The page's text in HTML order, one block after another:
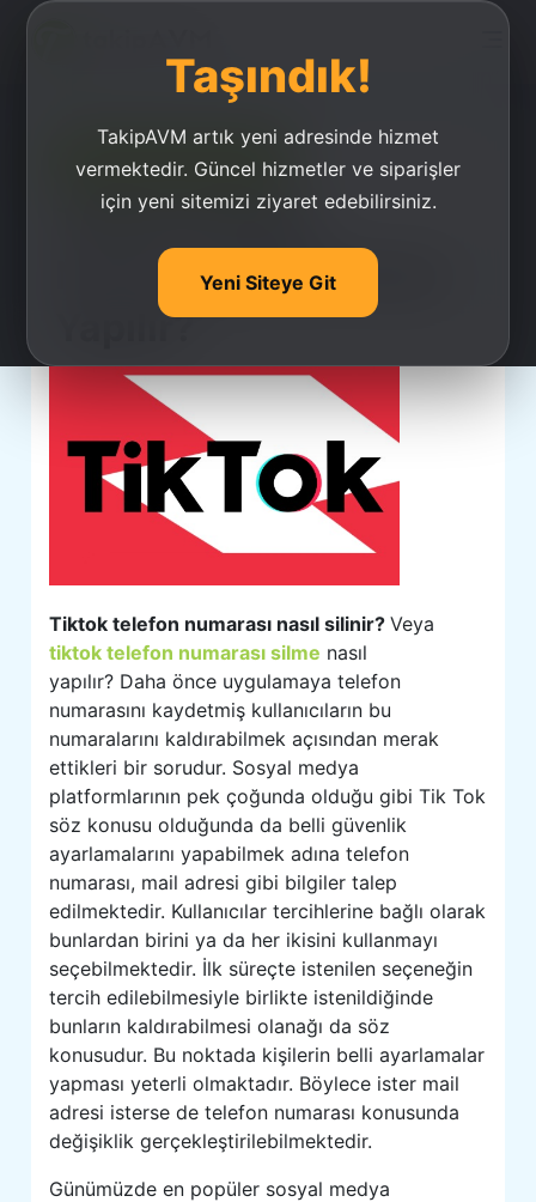
Taşındık!
TakipAVM artık yeni adresinde hizmet
vermektedir. Güncel hizmetler ve siparişler
için yeni sitemizi ziyaret edebilirsiniz.
Yeni Siteye Git
Ucuz Takipçi Satın Al
Tiktok Telefon
Numarası Silme Nasıl
Yapılır?
Tiktok telefon numarası nasıl silinir?Veya
tiktok telefon numarası silme nasıl
yapılır? Daha önce uygulamaya telefon
numarasını kaydetmiş kullanıcıların bu
numaralarını kaldırabilmek açısından merak
ettikleri bir sorudur. Sosyal medya
platformlarının pek çoğunda olduğu gibi Tik Tok
söz konusu olduğunda da belli güvenlik
ayarlamalarını yapabilmek adına telefon
numarası, mail adresi gibi bilgiler talep
edilmektedir. Kullanıcılar tercihlerine bağlı olarak
bunlardan birini ya da her ikisini kullanmayı
seçebilmektedir. İlk süreçte istenilen seçeneğin
tercih edilebilmesiyle birlikte istenildiğinde
bunların kaldırabilmesi olanağı da söz
konusudur. Bu noktada kişilerin belli ayarlamalar
yapması yeterli olmaktadır. Böylece ister mail
adresi isterse de telefon numarası konusunda
değişiklik gerçekleştirilebilmektedir.
Günümüzde en popüler sosyal medya